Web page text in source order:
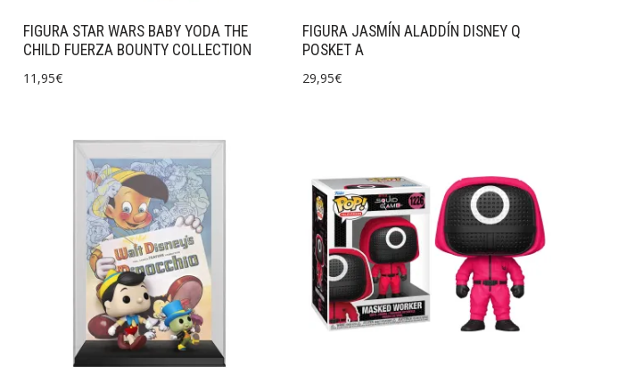
FIGURA STAR WARS BABY YODA THE
CHILD FUERZA BOUNTY COLLECTION
11,95€
FIGURA JASMÍN ALADDÍN DISNEY Q
POSKET A
29,95€